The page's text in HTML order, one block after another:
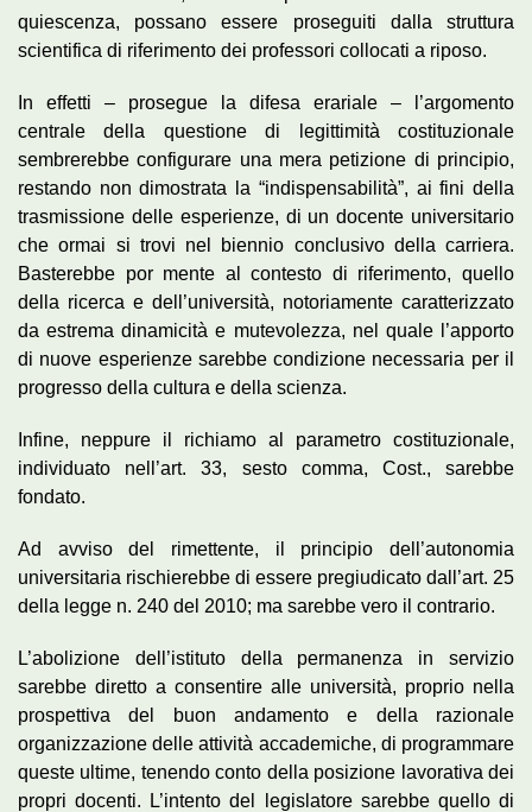
quiescenza, possano essere proseguiti dalla struttura
scientifica di riferimento dei professori collocati a riposo.
In effetti – prosegue la difesa erariale – l’argomento
centrale della questione di legittimità costituzionale
sembrerebbe configurare una mera petizione di principio,
restando non dimostrata la “indispensabilità”, ai fini della
trasmissione delle esperienze, di un docente universitario
che ormai si trovi nel biennio conclusivo della carriera.
Basterebbe por mente al contesto di riferimento, quello
della ricerca e dell’università, notoriamente caratterizzato
da estrema dinamicità e mutevolezza, nel quale l’apporto
di nuove esperienze sarebbe condizione necessaria per il
progresso della cultura e della scienza.
Infine, neppure il richiamo al parametro costituzionale,
individuato nell’art. 33, sesto comma, Cost., sarebbe
fondato.
Ad avviso del rimettente, il principio dell’autonomia
universitaria rischierebbe di essere pregiudicato dall’art. 25
della legge n. 240 del 2010; ma sarebbe vero il contrario.
L’abolizione dell’istituto della permanenza in servizio
sarebbe diretto a consentire alle università, proprio nella
prospettiva del buon andamento e della razionale
organizzazione delle attività accademiche, di programmare
queste ultime, tenendo conto della posizione lavorativa dei
propri docenti. L’intento del legislatore sarebbe quello di